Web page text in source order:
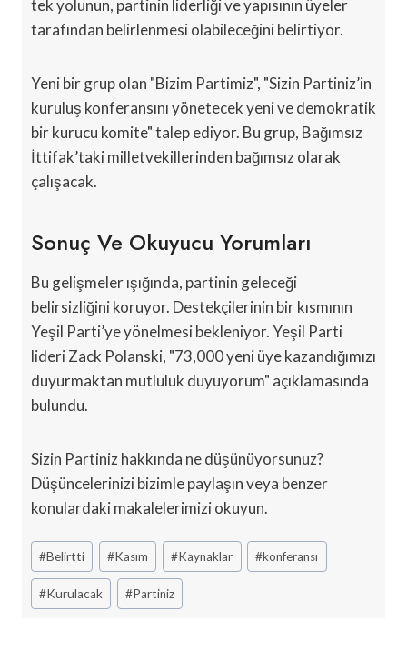
tek yolunun, partinin liderliği ve yapısının üyeler
tarafından belirlenmesi olabileceğini belirtiyor.
Yeni bir grup olan "Bizim Partimiz", "Sizin Partiniz’in
kuruluş konferansını yönetecek yeni ve demokratik
bir kurucu komite" talep ediyor. Bu grup, Bağımsız
İttifak’taki milletvekillerinden bağımsız olarak
çalışacak.
Sonuç Ve Okuyucu Yorumları
Bu gelişmeler ışığında, partinin geleceği
belirsizliğini koruyor. Destekçilerinin bir kısmının
Yeşil Parti’ye yönelmesi bekleniyor. Yeşil Parti
lideri Zack Polanski, "73,000 yeni üye kazandığımızı
duyurmaktan mutluluk duyuyorum" açıklamasında
bulundu.
Sizin Partiniz hakkında ne düşünüyorsunuz?
Düşüncelerinizi bizimle paylaşın veya benzer
konulardaki makalelerimizi okuyun.
Post
Tags:
#Belirtti #Kasım #Kaynaklar #konferansı
#Kurulacak #Partiniz